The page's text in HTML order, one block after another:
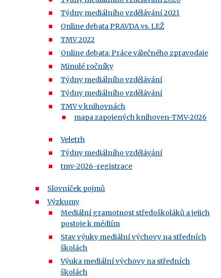
Týdny mediálního vzdělávání 2021
Online debata PRAVDA vs. LEŽ
TMV 2022
Online debata: Práce válečného zpravodaje
Minulé ročníky
Týdny mediálního vzdělávání
Týdny mediálního vzdělávání
TMV v knihovnách
mapa zapojených knihoven-TMV-2026
Veletrh
Týdny mediálního vzdělávání
tmv-2026-registrace
Slovníček pojmů
Výzkumy
Mediální gramotnost středoškoláků a jejich
postoje k médiím
Stav výuky mediální výchovy na středních
školách
Výuka mediální výchovy na středních
školách